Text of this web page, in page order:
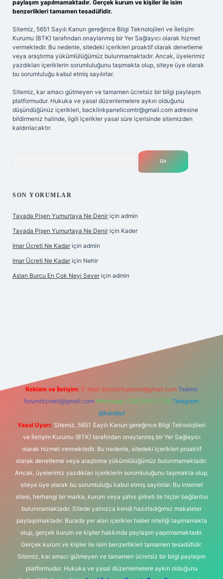
paylaşım yapılmamaktadır. Gerçek kurum ve kişiler ile isim
benzerlikleri tamamen tesadüfidir.
Sitemiz, 5651 Sayılı Kanun gereğince Bilgi Teknolojileri ve İletişim
Kurumu (BTK) tarafından onaylanmış bir Yer Sağlayıcı olarak hizmet
vermektedir. Bu nedenle, sitedeki içerikleri proaktif olarak denetleme
veya araştırma yükümlülüğümüz bulunmamaktadır. Ancak, üyelerimiz
yazdıkları içeriklerin sorumluluğunu taşımakta olup, siteye üye olarak
bu sorumluluğu kabul etmiş sayılırlar.
Sitemiz, kar amacı gütmeyen ve tamamen ücretsiz bir bilgi paylaşım
platformudur. Hukuka ve yasal düzenlemelere aykırı olduğunu
düşündüğünüz içerikleri, backlinkpanelicomtr@gmail.com adresine
bildirmeniz halinde, ilgili içerikler yasal süre içerisinde sitemizden
kaldırılacaktır.
SON YORUMLAR
Tavada Pişen Yumurtaya Ne Denir için admin
Tavada Pişen Yumurtaya Ne Denir için Kader
Imar Ücreti Ne Kadar için admin
Imar Ücreti Ne Kadar için Nehir
Aslan Burcu En Çok Neyi Sever için admin
Reklam ve İletişim: E-mail: backlinkpaneli@gmail.com Teams:
forumhizmeti@gmail.com Whatsapp: 0262 606 0 726 Telegram:
@karabul
Yasal Uyarı: Sitemiz, 5651 Sayılı Kanun gereğince Bilgi Teknolojileri
ve İletişim Kurumu (BTK) tarafından onaylanmış bir Yer Sağlayıcı
olarak hizmet vermektedir. Bu nedenle, sitedeki içerikleri proaktif
olarak denetleme veya araştırma yükümlülüğümüz bulunmamaktadır.
Ancak, üyelerimiz yazdıkları içeriklerin sorumluluğunu taşımakta olup,
siteye üye olarak bu sorumluluğu kabul etmiş sayılırlar. Bu internet
sitesi, herhangi bir marka, kurum veya şahıs şirketi ile hiçbir bağlantısı
bulunmamaktadır. Sitede yalnızca kendi hazırladığımız makaleler
paylaşılmaktadır. Burada yer alan içerikler haber niteliği taşımamakta
olup, gerçek kurum ve kişiler hakkında paylaşım yapılmamaktadır.
Gerçek kurum ve kişiler ile isim benzerlikleri tamamen tesadüfidir.
Sitemiz, kar amacı gütmeyen ve tamamen ücretsiz bir bilgi paylaşım
platformudur. Hukuka ve yasal düzenlemelere aykırı olduğunu